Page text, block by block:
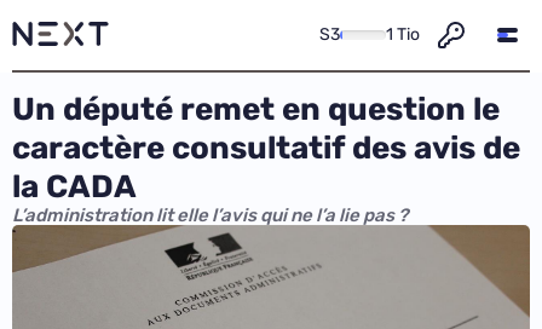
S3 1 Tio
Un député remet en question le
caractère consultatif des avis de
la CADA
L’administration lit elle l’avis qui ne l’a lie pas ?